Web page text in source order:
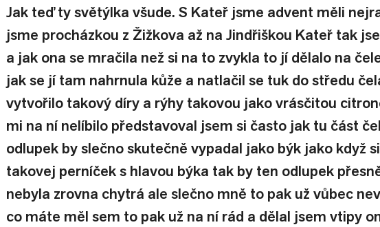
Jak teď ty světýlka všude. S Kateř jsme advent měli
jsme procházkou z Žižkova až na Jindřiškou Kateř tak
a jak ona se mračila než si na to zvykla to jí dělalo na
jak se jí tam nahrnula kůže a natlačil se tuk do středu
vytvořilo takový díry a rýhy takovou jako vrásčitou
mi na ní nelíbilo představoval jsem si často jak tu část
odlupek by slečno skutečně vypadal jako býk jako když
takovej perníček s hlavou býka tak by ten odlupek
nebyla zrovna chytrá ale slečno mně to pak už vůbec
co máte měl sem to pak už na ní rád a dělal jsem vtipy